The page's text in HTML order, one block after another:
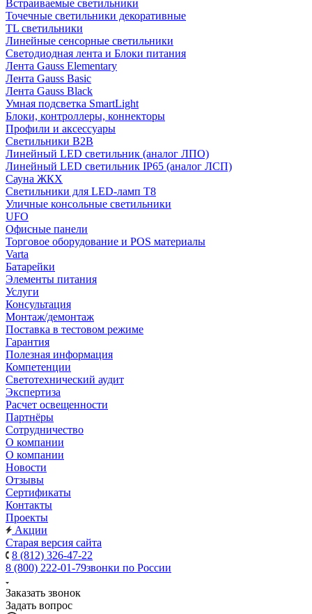
Встраиваемые светильники
Точечные светильники декоративные
TL светильники
Линейные сенсорные светильники
Светодиодная лента и Блоки питания
Лента Gauss Elementary
Лента Gauss Basic
Лента Gauss Black
Умная подсветка SmartLight
Блоки, контроллеры, коннекторы
Профили и аксессуары
Светильники B2B
Линейный LED светильник (аналог ЛПО)
Линейный LED светильник IP65 (аналог ЛСП)
Сауна ЖКХ
Светильники для LED-ламп T8
Уличные консольные светильники
UFO
Офисные панели
Торговое оборудование и POS материалы
Varta
Батарейки
Элементы питания
Услуги
Консультация
Монтаж/демонтаж
Поставка в тестовом режиме
Гарантия
Полезная информация
Компетенции
Светотехнический аудит
Экспертиза
Расчет освещенности
Партнёры
Cотрудничество
О компании
О компании
Новости
Отзывы
Сертификаты
Контакты
Проекты
Акции
Старая версия сайта
8 (812) 326-47-22
8 (800) 222-01-79звонки по России
Заказать звонок
Задать вопрос